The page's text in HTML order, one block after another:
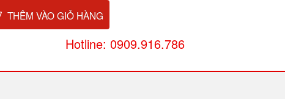
THÊM VÀO GIỎ HÀNG
Hotline: 0909.916.786